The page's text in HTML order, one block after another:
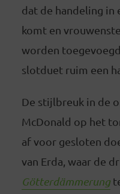
dat de handeling in
komt en
worden
slotduet ruim een
De stijlbreuk in de
McDonald op het
af voor gesloten
van Erda, waar de
Götterdämmerung